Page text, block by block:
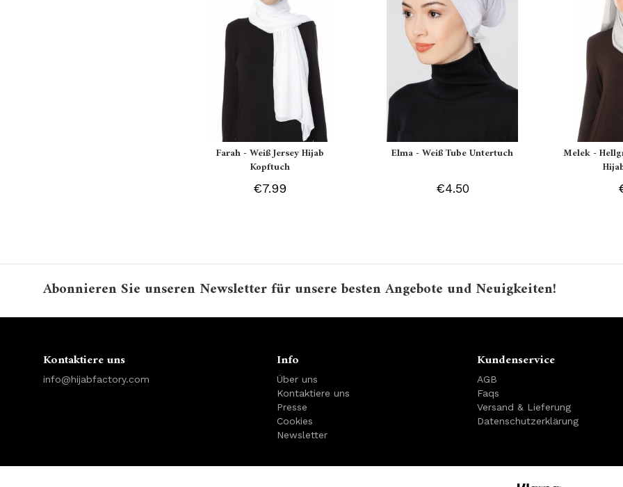
Farah - Weiß Jersey Hijab
Kopftuch
€7.99
Elma - Weiß Tube Untertuch
€4.50
Melek -
Abonnieren Sie unseren Newsletter für unsere besten Angebote und Neuigkeiten!
Kontaktiere uns
info@hijabfactory.com
Info
Über uns
Kontaktiere uns
Presse
Cookies
Newsletter
Kundenservice
AGB
Faqs
Versand & Lieferung
Datenschutzerklärung